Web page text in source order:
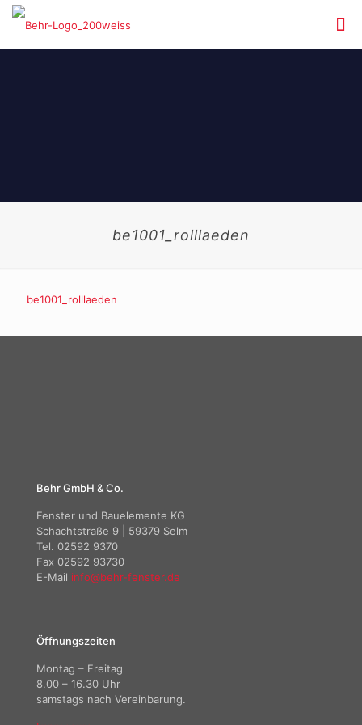
be1001_rolllaeden
be1001_rolllaeden
Behr GmbH & Co.
Fenster und Bauelemente KG
Schachtstraße 9 | 59379 Selm
Tel. 02592 9370
Fax 02592 93730
E-Mail info@behr-fenster.de
Öffnungszeiten
Montag – Freitag
8.00 – 16.30 Uhr
samstags nach Vereinbarung.